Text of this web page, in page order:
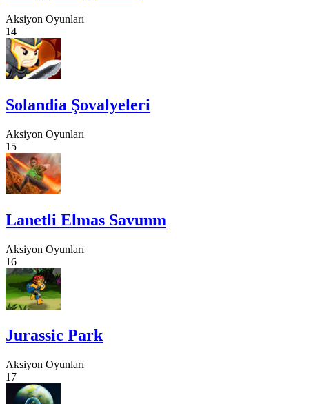
Aksiyon Oyunları
14
Solandia Şovalyeleri
Aksiyon Oyunları
15
Lanetli Elmas Savunm
Aksiyon Oyunları
16
Jurassic Park
Aksiyon Oyunları
17